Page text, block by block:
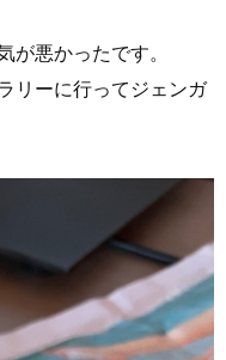
悪かったです。
リーに行ってジェンガ